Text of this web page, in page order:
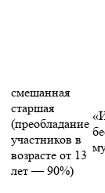
смешанная
старшая
(преобладание
участников в
возрасте от 13
лет — 90%)